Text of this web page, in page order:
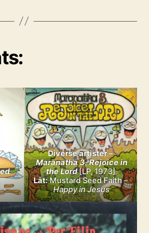
Diverse artister –
Maranatha 3. Rejoice in
the Lord[LP, 1973]
Låt:Mustard Seed Faith –
Happy in Jesus